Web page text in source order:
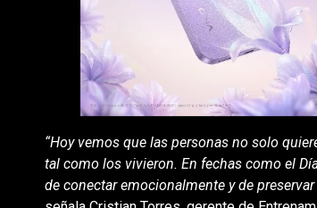
“Hoy vemos que las personas no solo
tal como los vivieron. En fechas como el
de conectar emocionalmente y de